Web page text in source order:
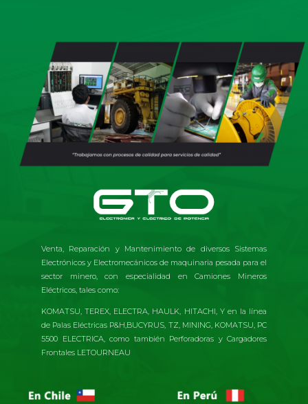
Venta, Reparación y Mantenimiento de diversos Sistemas
Electrónicos y Electromecánicos de maquinaria pesada para el
sector minero, con especialidad en Camiones Mineros
Eléctricos, tales como:
KOMATSU, TEREX, ELECTRA, HAULK, HITACHI, Y en la línea
de Palas Eléctricas P&H,BUCYRUS, TZ, MINING, KOMATSU, PC
5500 ELECTRICA, como también Perforadoras y Cargadores
Frontales LETOURNEAU